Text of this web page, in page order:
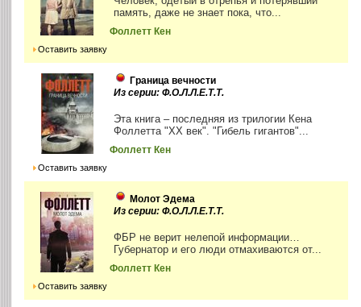
память, даже не знает пока, что...
Фоллетт Кен
Оставить заявку
Граница вечности
Из серии: Ф.О.Л.Л.Е.Т.Т.
Эта книга – последняя из трилогии Кена
Фоллетта "ХХ век". "Гибель гигантов"...
Фоллетт Кен
Оставить заявку
Молот Эдема
Из серии: Ф.О.Л.Л.Е.Т.Т.
ФБР не верит нелепой информации…
Губернатор и его люди отмахиваются от...
Фоллетт Кен
Оставить заявку